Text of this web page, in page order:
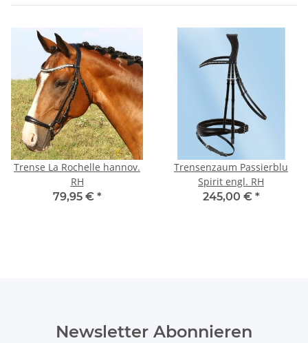
Trense La Rochelle hannov.
RH
79,95 € *
Trensenzaum Passierblu
Spirit engl. RH
245,00 € *
Newsletter Abonnieren